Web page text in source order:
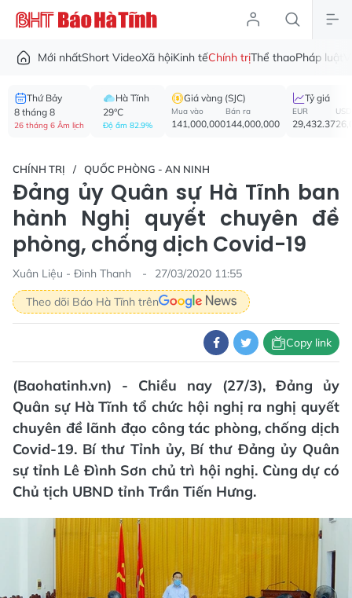
Mới nhấtShort VideoXã hộiKinh tếChính trịThể thaoPháp luật
Thứ Bảy
8 tháng 8
26 tháng 6 Âm lịch
Hà Tĩnh
29°C
Độ ẩm 82.9%
Giá vàng (SJC)
Mua vào
141,000,000
Bán ra
144,000,000
Tỷ giá
EUR
29,432.37
USD
CHÍNH TRỊ QUỐC PHÒNG - AN NINH
Đảng ủy Quân sự Hà Tĩnh ban
hành Nghị quyết chuyên đề
phòng, chống dịch Covid-19
Xuân Liệu - Đinh Thanh
27/03/2020 11:55
Theo dõi Báo Hà Tĩnh trên
Copy link
(Baohatinh.vn) - Chiều nay (27/3), Đảng ủy
Quân sự Hà Tĩnh tổ chức hội nghị ra nghị quyết
chuyên đề lãnh đạo công tác phòng, chống dịch
Covid-19. Bí thư Tỉnh ủy, Bí thư Đảng ủy Quân
sự tỉnh Lê Đình Sơn chủ trì hội nghị. Cùng dự có
Chủ tịch UBND tỉnh Trần Tiến Hưng.